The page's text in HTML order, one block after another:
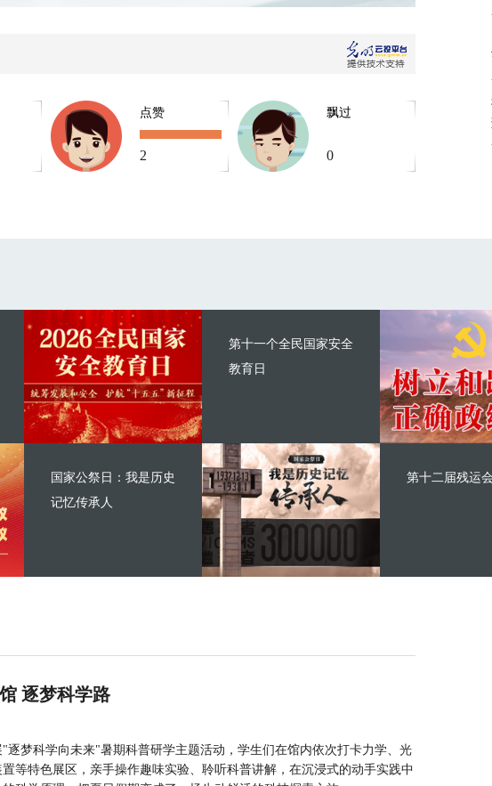
点赞
2
飘过
0
第十一个全民国家安全
教育日
国家公祭日：我是历史
记忆传承人
第十二届残运会
逐梦科学路
逐梦科学向未来"暑期科普研学主题活动，学生们在馆内依次打卡力学、光
等特色展区，亲手操作趣味实验、聆听科普讲解，在沉浸式的动手实践中